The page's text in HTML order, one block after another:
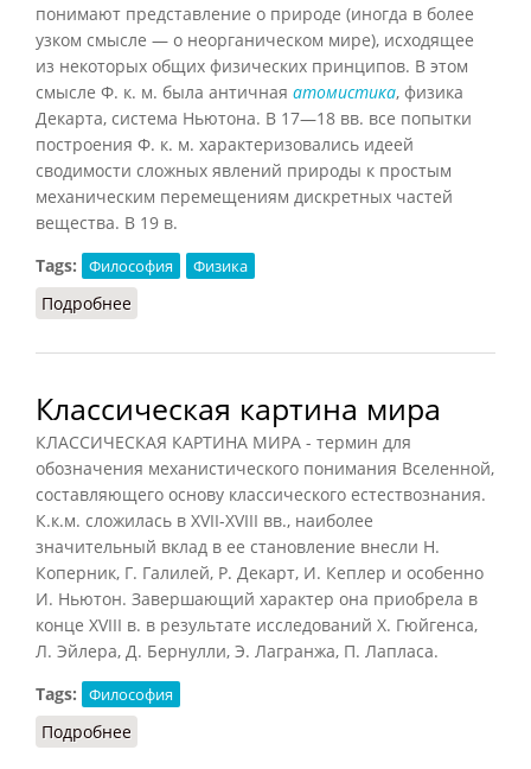
понимают представление о природе (иногда в более
узком смысле — о неорганическом мире), исходящее
из некоторых общих физических принципов. В этом
смысле Ф. к. м. была античная атомистика, физика
Декарта, система Ньютона. В 17—18 вв. все попытки
построения Ф. к. м. характеризовались идеей
сводимости сложных явлений природы к простым
механическим перемещениям дискретных частей
вещества. В 19 в.
Tags:
Философия Физика
Подробнее
Классическая картина мира
КЛАССИЧЕСКАЯ КАРТИНА МИРА - термин для
обозначения механистического понимания Вселенной,
составляющего основу классического естествознания.
К.к.м. сложилась в XVII-XVIII вв., наиболее
значительный вклад в ее становление внесли Н.
Коперник, Г. Галилей, Р. Декарт, И. Кеплер и особенно
И. Ньютон. Завершающий характер она приобрела в
конце XVIII в. в результате исследований X. Гюйгенса,
Л. Эйлера, Д. Бернулли, Э. Лагранжа, П. Лапласа.
Tags:
Философия
Подробнее